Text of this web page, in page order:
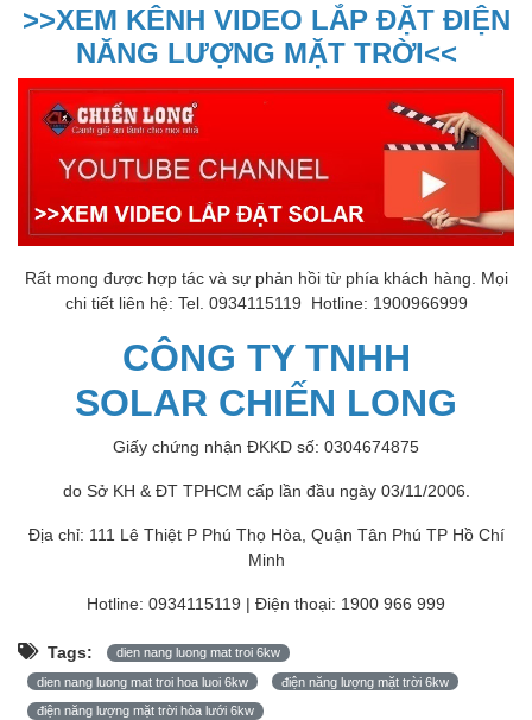
>>XEM KÊNH VIDEO LẮP ĐẶT ĐIỆN
NĂNG LƯỢNG MẶT TRỜI<<
Rất mong được hợp tác và sự phản hồi từ phía khách hàng. Mọi
chi tiết liên hệ: Tel. 0934115119 Hotline: 1900966999
CÔNG TY TNHH
SOLAR CHIẾN LONG
Giấy chứng nhận ĐKKD số: 0304674875
do Sở KH & ĐT TPHCM cấp lần đầu ngày 03/11/2006.
Địa chỉ: 111 Lê Thiệt P Phú Thọ Hòa, Quận Tân Phú TP Hồ Chí
Minh
Hotline: 0934115119 | Điện thoại: 1900 966 999
Tags: dien nang luong mat troi 6kw
dien nang luong mat troi hoa luoi 6kw điện năng lượng mặt trời 6kw
điện năng lượng mặt trời hòa lưới 6kw